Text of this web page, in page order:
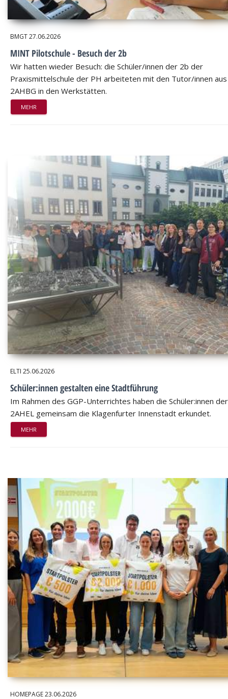
BMGT27.06.2026
MINT Pilotschule - Besuch der 2b
Wir hatten wieder Besuch: die Schüler/innen der 2b der
Praxismittelschule der PH arbeiteten mit den Tutor/innen
2AHBG in den Werkstätten.
MEHR
ELTI 25.06.2026
Schüler:innen gestalten eine Stadtführung
Im Rahmen des GGP-Unterrichtes haben die Schüler:innen der
2AHEL gemeinsam die Klagenfurter Innenstadt erkundet.
MEHR
HOMEPAGE23.06.2026